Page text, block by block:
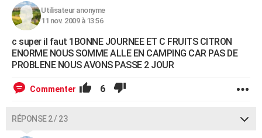
S'inscrire
Se connecter
Lycées
Collèges
Primaires
Universités
Entreprises
Service militaire
Avis de recherche
AVIS DE DÉCÈS
FORUM
Bricolage
Lifestyle
Culture
Sport
Auto
Television
Voyage
Cinema
Utilisateur anonyme
11 nov. 2009 à 13:56
c super il faut 1BONNE JOURNEE ET C FRUITS CITRON
ENORME NOUS SOMME ALLE EN CAMPING CAR PAS DE
PROBLENE NOUS AVONS PASSE 2 JOUR
Commenter 6
RÉPONSE 2 / 23